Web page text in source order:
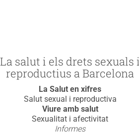
La salut i els drets sexuals i
reproductius a Barcelona
La Salut en xifres
Salut sexual i reproductiva
Viure amb salut
Sexualitat i afectivitat
Informes